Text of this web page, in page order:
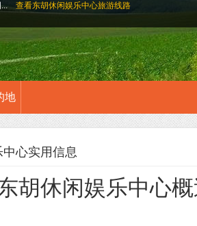
查看东胡休闲娱乐中心旅游线路
地
心实用信息
胡休闲娱乐中心